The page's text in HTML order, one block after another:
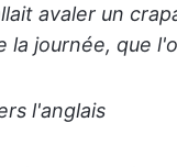
avaler un
la journée, que
l'anglais